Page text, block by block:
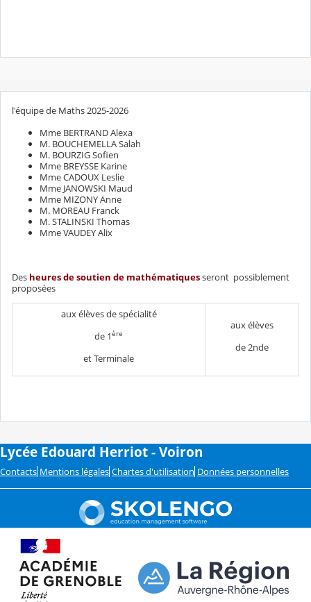
l'équipe de Maths 2025-2026
Mme BERTRAND Alexa
M. BOUCHEMELLA Salah
M. BOURZIG Sofien
Mme BREYSSE Karine
Mme CADOUX Leslie
Mme JANOWSKI Maud
Mme MIZONY Anne
M. MOREAU Franck
M. STALINSKI Thomas
Mme VAUDEY Alix
Des heures de soutien de mathématiquesseront possiblement
proposées
aux élèves de spécialité
de 1ère
et Terminale
aux élèves
de 2nde
Lycée Edouard Herriot - Voiron
Contacts Mentions légales Chartes d'utilisation Données personnelles